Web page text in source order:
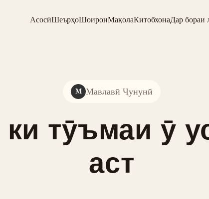
АсосӣШеърҳоШоиронМақолаКитобхонаДар бораи
М Мавлавӣ Ҷунунӣ
ки тӯъмаи ӯ
аст